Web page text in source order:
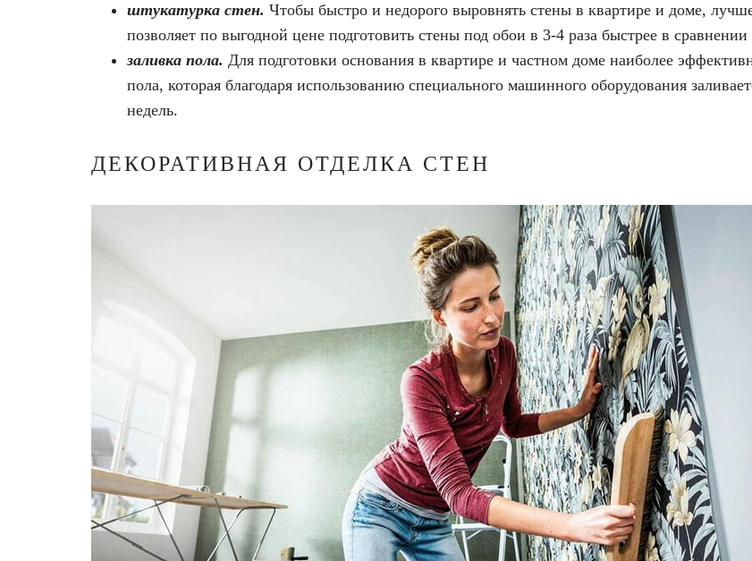
штукатурка стен. Чтобы быстро и недорого выровнять стены в квартире и доме,
позволяет по выгодной цене подготовить стены под обои в 3-4 раза быстрее в
заливка пола. Для подготовки основания в квартире и частном доме наиболее
пола, которая благодаря использованию специального машинного оборудования
недель.
ДЕКОРАТИВНАЯ ОТДЕЛКА СТЕН